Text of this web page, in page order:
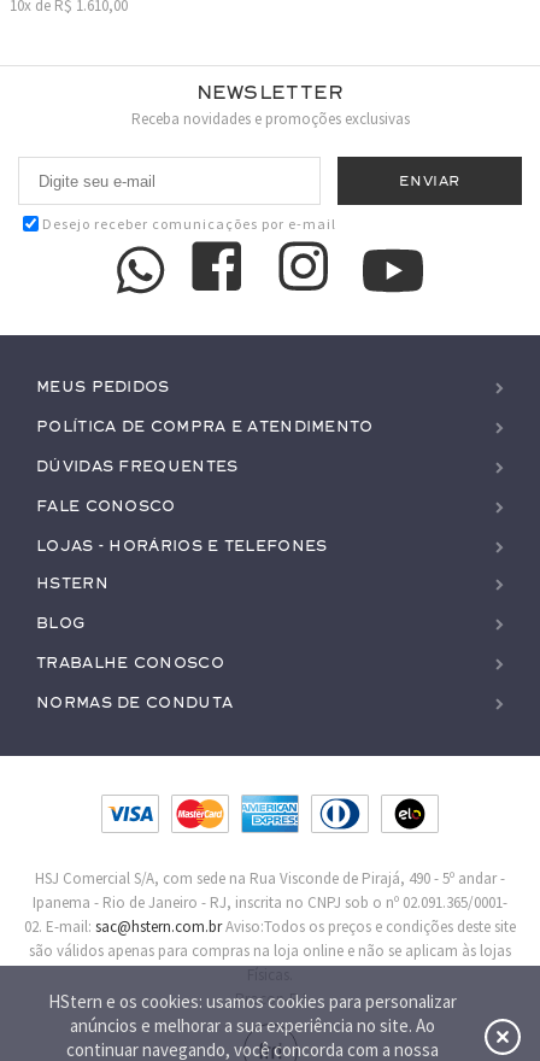
HStern e os cookies: usamos cookies para personalizar
anúncios e melhorar a sua experiência no site. Ao
continuar navegando, você concorda com a nossa
10x de R$ 1.610,00
Newsletter
Receba novidades e promoções exclusivas
Desejo receber comunicações por e-mail
Meus pedidos
Política de Compra e Atendimento
Dúvidas Frequentes
Fale conosco
Lojas - Horários e Telefones
HStern
Blog
Trabalhe conosco
Normas de Conduta
HSJ Comercial S/A, com sede na Rua Visconde de Pirajá, 490 - 5º andar -
Ipanema - Rio de Janeiro - RJ, inscrita no CNPJ sob o nº 02.091.365/0001-
02. E-mail: sac@hstern.com.brAviso:Todos os preços e condições deste site
são válidos apenas para compras na loja online e não se aplicam às lojas
Procon-RJ